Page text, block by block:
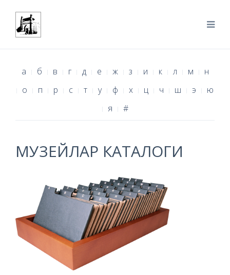
а б в г д е ж з и к л м
н
о
п р с т у ф х ц ч ш э
ю
я
#
МУЗЕЙЛАР КАТАЛОГИ